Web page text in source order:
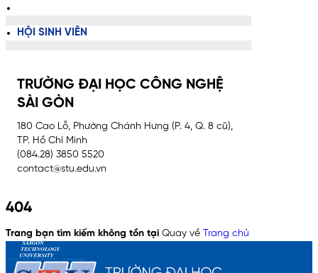
HỘI SINH VIÊN
TRƯỜNG ĐẠI HỌC CÔNG NGHỆ
SÀI GÒN
180 Cao Lỗ, Phường Chánh Hưng (P. 4, Q. 8 cũ),
TP. Hồ Chí Minh
(084.28) 3850 5520
contact@stu.edu.vn
404
Trang bạn tìm kiếm không tồn tại Quay về Trang chủ